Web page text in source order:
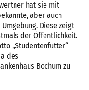
hat sie mit
aber auch
Diese zeigt
der Öffentlichkeit.
„Studentenfutter“
des
Bochum zu